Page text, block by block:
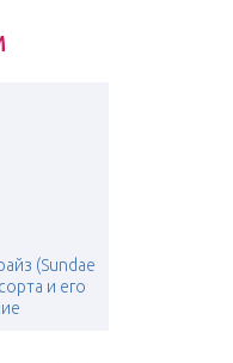
(Sundae
и его